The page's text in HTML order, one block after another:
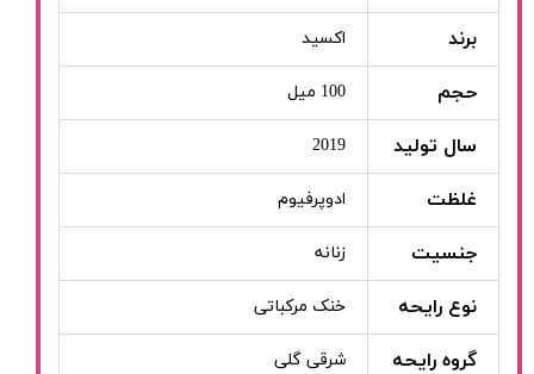
برند اکسید
حجم 100 میل
سال تولید 2019
غلظت ادوپرفیوم
جنسیت زنانه
نوع رایحه خنک مرکباتی
گروه رایحه شرقی گلی